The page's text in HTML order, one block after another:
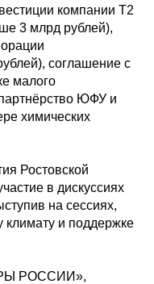
компании Т2
3 млрд рублей),
соглашение с
малого
ЮФУ и
химических
Ростовской
в дискуссиях
на сессиях,
и поддержке
РОССИИ»,